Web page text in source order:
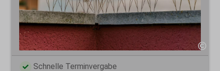
Schnelle Terminvergabe